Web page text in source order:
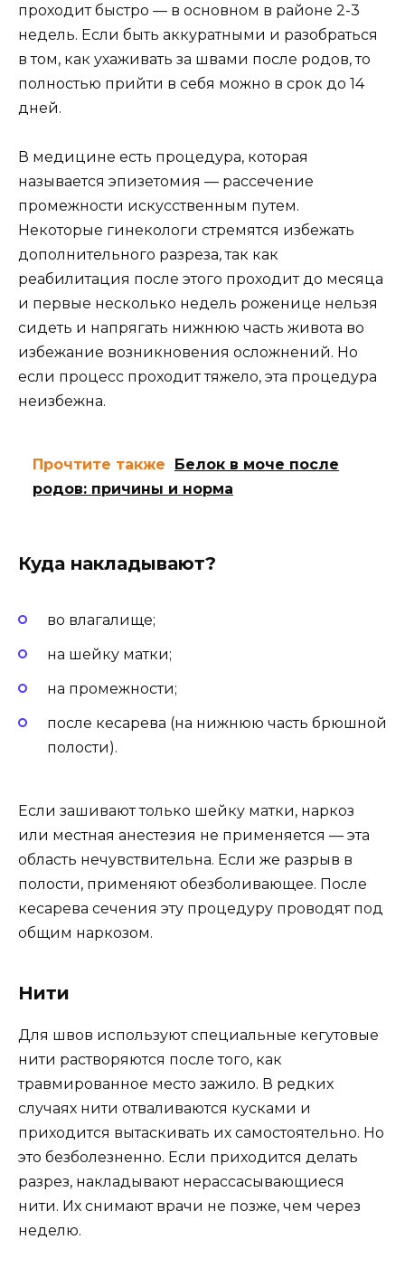
проходит быстро — в основном в районе 2-3
недель. Если быть аккуратными и разобраться
в том, как ухаживать за швами после родов, то
полностью прийти в себя можно в срок до 14
дней.
В медицине есть процедура, которая
называется эпизетомия — рассечение
промежности искусственным путем.
Некоторые гинекологи стремятся избежать
дополнительного разреза, так как
реабилитация после этого проходит до месяца
и первые несколько недель роженице нельзя
сидеть и напрягать нижнюю часть живота во
избежание возникновения осложнений. Но
если процесс проходит тяжело, эта процедура
неизбежна.
Прочтите также
Белок в моче после
родов: причины и норма
Куда накладывают?
во влагалище;
на шейку матки;
на промежности;
после кесарева (на нижнюю часть брюшной
полости).
Если зашивают только шейку матки, наркоз
или местная анестезия не применяется — эта
область нечувствительна. Если же разрыв в
полости, применяют обезболивающее. После
кесарева сечения эту процедуру проводят под
общим наркозом.
Нити
Для швов используют специальные кегутовые
нити растворяются после того, как
травмированное место зажило. В редких
случаях нити отваливаются кусками и
приходится вытаскивать их самостоятельно. Но
это безболезненно. Если приходится делать
разрез, накладывают нерассасывающиеся
нити. Их снимают врачи не позже, чем через
неделю.